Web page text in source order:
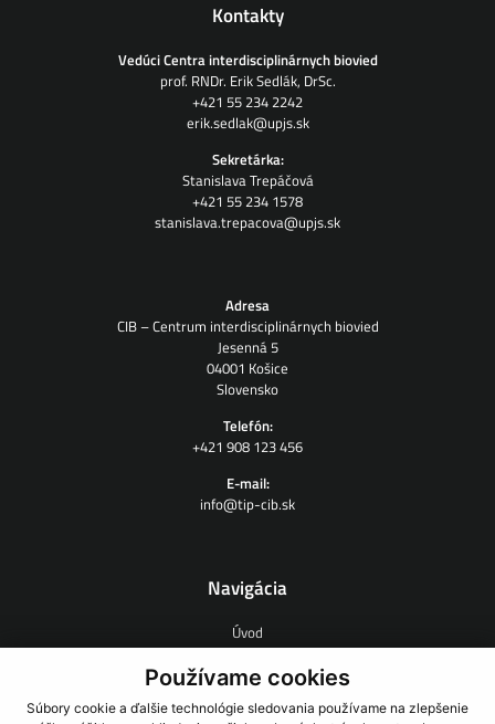
Používame cookies
Súbory cookie a ďalšie technológie sledovania používame na zlepšenie
Kontakty
Vedúci Centra interdisciplinárnych biovied
prof. RNDr. Erik Sedlák, DrSc.
+421 55 234 2242
erik.sedlak@upjs.sk
Sekretárka:
Stanislava Trepáčová
+421 55 234 1578
stanislava.trepacova@upjs.sk
Adresa
CIB – Centrum interdisciplinárnych biovied
Jesenná 5
04001 Košice
Slovensko
Telefón:
+421 908 123 456
E-mail:
info@tip-cib.sk
Navigácia
Úvod
O nás
Zmluvný výskum
Novinky